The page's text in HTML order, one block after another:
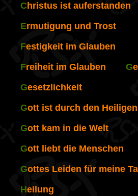
C hristus ist auferstanden
Ermutigung und Trost
Festigkeit im Glauben
Freiheit im Glauben G
Gesetzlichkeit
Gott ist durch den
Gott kam in die Welt
Gott liebt die Menschen
Gottes Leiden für meine
Heilung